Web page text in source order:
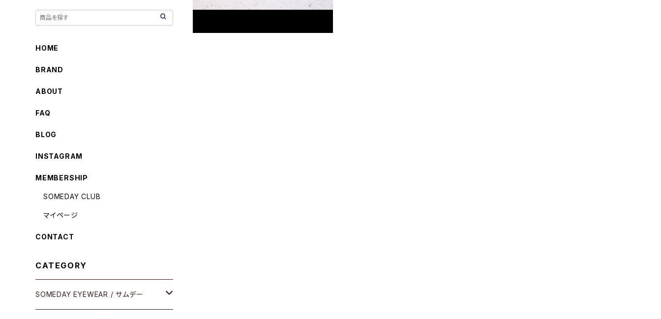
HOME
BRAND
ABOUT
FAQ
BLOG
INSTAGRAM
MEMBERSHIP
SOMEDAY CLUB
マイページ
CONTACT
CATEGORY
SOMEDAY EYEWEAR / サムデー